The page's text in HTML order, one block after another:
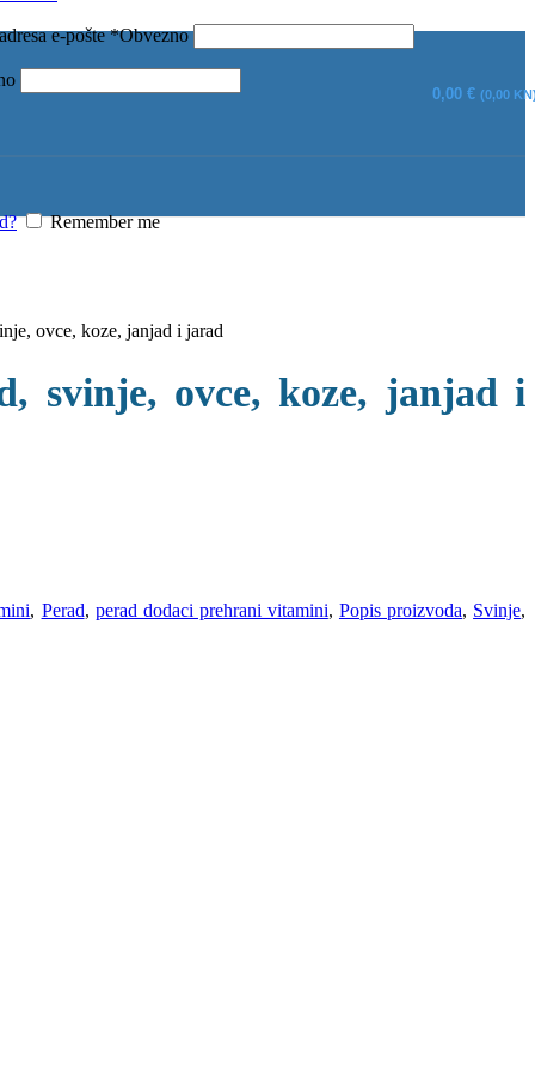
e-pošte*Obvezno
Remember me
0,00 € (0,00
ovce, koze, janjad i jarad
svinje, ovce, koze, janjad i
, Perad, perad dodaci prehrani vitamini, Popis proizvoda, Svinje,